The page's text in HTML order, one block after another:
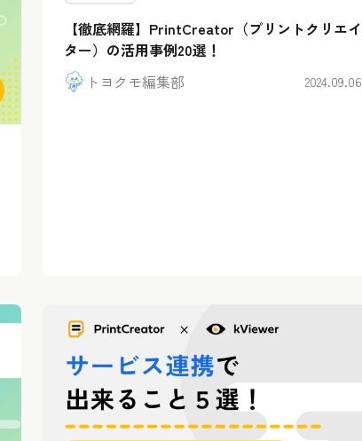
【徹底網羅】PrintCreator（プリントクリエイ
ター）の活用事例20選！
トヨクモ編集部
2024.09.06